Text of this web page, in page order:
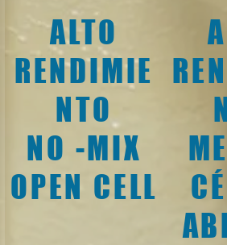
ALTO
RENDIMIE
NTO
NO -MIX
OPEN CELL